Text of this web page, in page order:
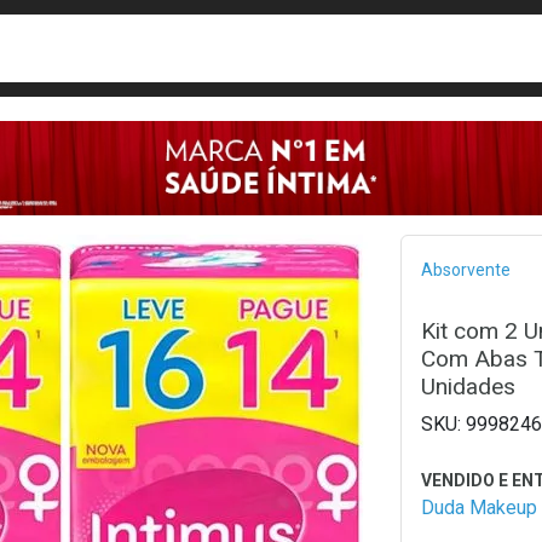
Absorvente
Kit com 2
Com Abas
Unidades
Duda Makeup